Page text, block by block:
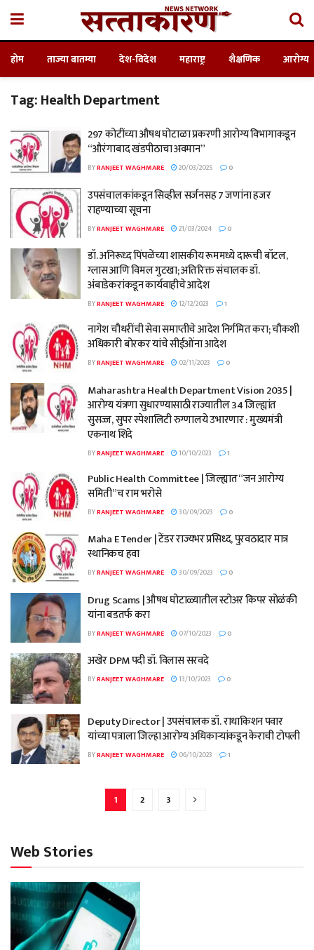
होम ताज्या बातम्या देश-विदेश महाराष्ट्र शैक्षणिक आरोग्य
Tag:Health Department
297 कोटींच्या औषध घोटाळा प्रकरणी आरोग्य विभागाकडून
“औरंगाबाद खंडपीठाचा अवमान”
BYRANJEET WAGHMARE 20/03/2025 0
उपसंचालकांकडून सिव्हील सर्जनसह 7 जणांना हजर
राहण्याच्या सूचना
BYRANJEET WAGHMARE 21/03/2024 0
डॉ. अनिरूध्द पिंपळेंच्या शासकीय रूममध्ये दारूची बॉटल,
ग्लास आणि विमल गुटखा; अतिरिक्त संचालक डॉ.
अंबाडेकरांकडून कार्यवाहीचे आदेश
BYRANJEET WAGHMARE 12/12/2023 1
नागेश चौधरींची सेवा समाप्तीचे आदेश निर्गमित करा; चौकशी
अधिकारी बोरकर यांचे सीईओंना आदेश
BYRANJEET WAGHMARE 02/11/2023 0
Maharashtra Health Department Vision 2035 |
आरोग्य यंत्रणा सुधारण्यासाठी राज्यातील 34 जिल्ह्यांत
सुसज्ज, सुपर स्पेशालिटी रुग्णालये उभारणार : मुख्यमंत्री
एकनाथ शिंदे
BYRANJEET WAGHMARE 10/10/2023 1
Public Health Committee | जिल्ह्यात “जन आरोग्य
समिती”च राम भरोसे
BYRANJEET WAGHMARE 30/09/2023 0
Maha E Tender | टेंडर राज्यभर प्रसिध्द, पुरवठादार मात्र
स्थानिकच हवा
BYRANJEET WAGHMARE 30/09/2023 0
Drug Scams | औषध घोटाळ्यातील स्टोअर किपर सोळंकी
यांना बडतर्फ करा
BYRANJEET WAGHMARE 07/10/2023 0
अखेर DPM पदी डॉ. विलास सरवदे
BYRANJEET WAGHMARE 13/10/2023 0
Deputy Director | उपसंचालक डॉ. राधाकिशन पवार
यांच्या पत्राला जिल्हा आरोग्य अधिकाऱ्यांकडून केराची टोपली
BYRANJEET WAGHMARE 06/10/2023 1
1 2 3
Web Stories